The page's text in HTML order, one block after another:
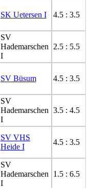
SK Uetersen I 4.5 : 3.5
SV
Hademarschen
I
2.5 : 5.5
SV Büsum 4.5 : 3.5
SV
Hademarschen
I
3.5 : 4.5
SV VHS
Heide I
4.5 : 3.5
SV
Hademarschen
I
1.5 : 6.5